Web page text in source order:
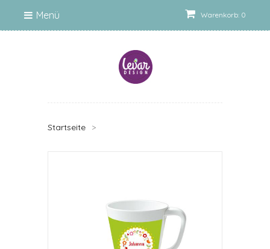
Warenkorb: 0
Menü
Startseite >